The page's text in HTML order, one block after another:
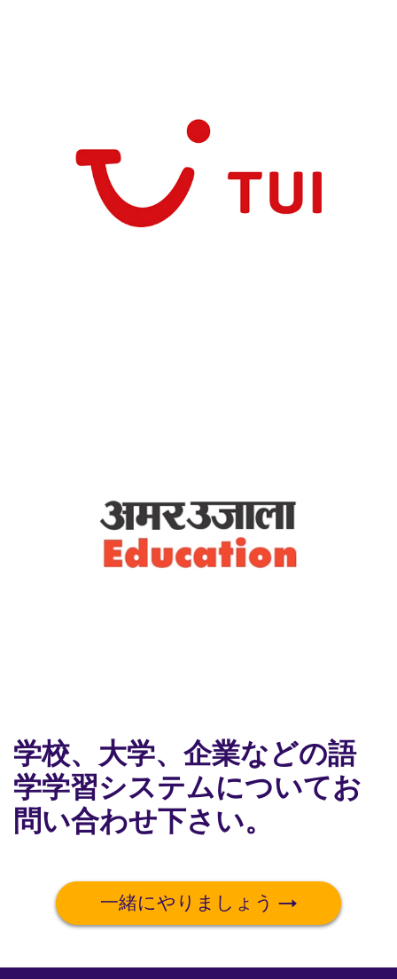
学校、大学、企業などの語
学学習システムについてお
問い合わせ下さい。
一緒にやりましょう